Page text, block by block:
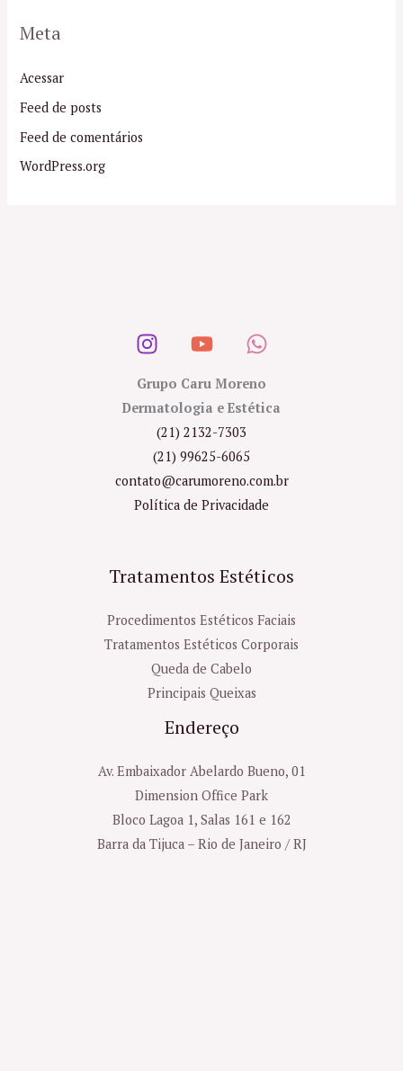
Meta
Acessar
Feed de posts
Feed de comentários
WordPress.org
Grupo Caru Moreno
Dermatologia e Estética
(21) 2132-7303
(21) 99625-6065
contato@carumoreno.com.br
Política de Privacidade
Tratamentos Estéticos
Procedimentos Estéticos Faciais
Tratamentos Estéticos Corporais
Queda de Cabelo
Principais Queixas
Endereço
Av. Embaixador Abelardo Bueno, 01
Dimension Office Park
Bloco Lagoa 1, Salas 161 e 162
Barra da Tijuca – Rio de Janeiro / RJ